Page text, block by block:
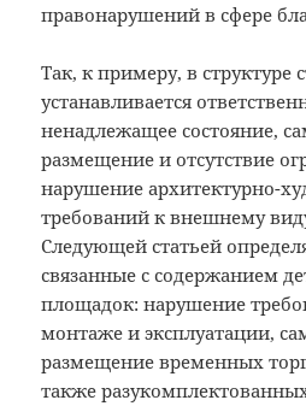
правонарушений в сфере
Так, к примеру, в структуре
устанавливается
ненадлежащее состояние,
размещение и отсутствие
нарушение архитектурно-
требований к внешнему
Следующей статьей
связанные с содержанием
площадок: нарушение
монтаже и эксплуатации,
размещение временных
также